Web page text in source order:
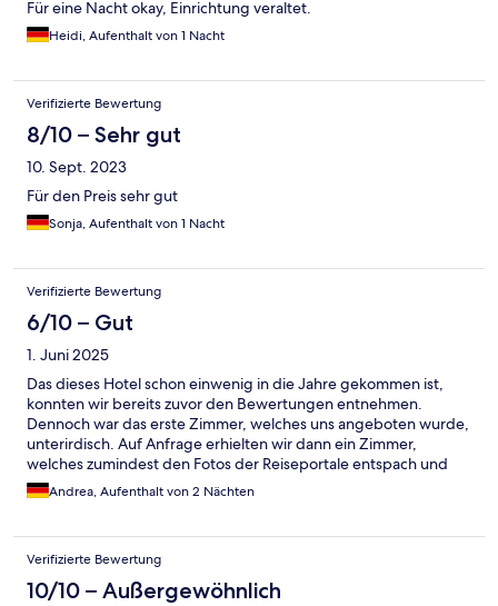
Für eine Nacht okay, Einrichtung veraltet.
Heidi, Aufenthalt von 1 Nacht
Verifizierte Bewertung
8/10 – Sehr gut
10. Sept. 2023
Für den Preis sehr gut
Sonja, Aufenthalt von 1 Nacht
Verifizierte Bewertung
6/10 – Gut
1. Juni 2025
Das dieses Hotel schon einwenig in die Jahre gekommen ist,
konnten wir bereits zuvor den Bewertungen entnehmen.
Dennoch war das erste Zimmer, welches uns angeboten wurde,
unterirdisch. Auf Anfrage erhielten wir dann ein Zimmer,
welches zumindest den Fotos der Reiseportale entspach und
akzeptabel war. Eigentlich sehr schöne Außenanlage aber leider
sehr ungepflegt. Restaurant und Biergarten / Bar geschlossen.
Leistung treffen hier leider nicht aufeinander. Dank diverser
Coupons haben wir glücklicherweise nicht den vollen Preis
gezahlt. Wir kommen nicht wieder.
Andrea, Aufenthalt von 2 Nächten
Verifizierte Bewertung
10/10 – Außergewöhnlich